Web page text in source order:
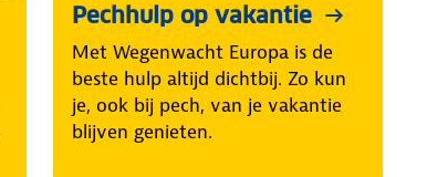
Pechhulp op vakantie
Met Wegenwacht Europa is de
beste hulp altijd dichtbij. Zo kun
je, ook bij pech, van je vakantie
blijven genieten.